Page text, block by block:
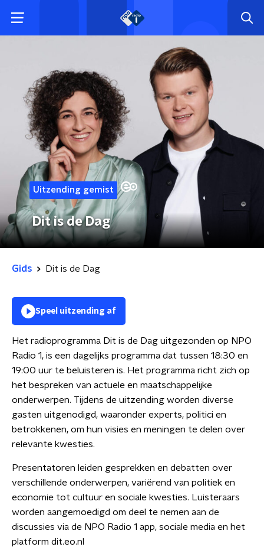
Uitzending gemist
Dit is de Dag
Gids Dit is de Dag
Speel uitzending af
Het radioprogramma Dit is de Dag uitgezonden op NPO
Radio 1, is een dagelijks programma dat tussen 18:30 en
19:00 uur te beluisteren is. Het programma richt zich op
het bespreken van actuele en maatschappelijke
onderwerpen. Tijdens de uitzending worden diverse
gasten uitgenodigd, waaronder experts, politici en
betrokkenen, om hun visies en meningen te delen over
relevante kwesties.
Presentatoren leiden gesprekken en debatten over
verschillende onderwerpen, variërend van politiek en
economie tot cultuur en sociale kwesties. Luisteraars
worden aangemoedigd om deel te nemen aan de
discussies via de NPO Radio 1 app, sociale media en het
platform dit.eo.nl